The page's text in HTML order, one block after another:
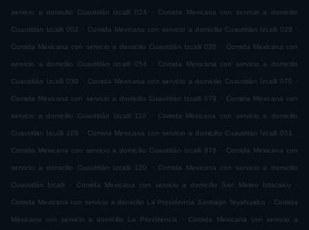
servicio a domicilio Cuautitlán Izcalli 024 . Comida Mexicana con servicio a domicilio
Cuautitlán Izcalli 002 . Comida Mexicana con servicio a domicilio Cuautitlán Izcalli 029 .
Comida Mexicana con servicio a domicilio Cuautitlán Izcalli 026 . Comida Mexicana con
servicio a domicilio Cuautitlán Izcalli 054 . Comida Mexicana con servicio a domicilio
Cuautitlán Izcalli 039 . Comida Mexicana con servicio a domicilio Cuautitlán Izcalli 076 .
Comida Mexicana con servicio a domicilio Cuautitlán Izcalli 079 . Comida Mexicana con
servicio a domicilio Cuautitlán Izcalli 110 . Comida Mexicana con servicio a domicilio
Cuautitlán Izcalli 108 . Comida Mexicana con servicio a domicilio Cuautitlán Izcalli 051 .
Comida Mexicana con servicio a domicilio Cuautitlán Izcalli 078 . Comida Mexicana con
servicio a domicilio Cuautitlán Izcalli 120 . Comida Mexicana con servicio a domicilio
Cuautitlán Izcalli . Comida Mexicana con servicio a domicilio San Mateo Iztacalco .
Comida Mexicana con servicio a domicilio La Providencia Santiago Teyahualco . Comida
Mexicana con servicio a domicilio La Providencia . Comida Mexicana con servicio a